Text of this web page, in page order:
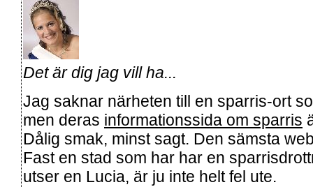
Det är dig jag vill ha...
Jag saknar närheten till en sparris-ort
men deras informationssida om sparris
Dålig smak, minst sagt. Den sämsta
Fast en stad som har har en
utser en Lucia, är ju inte helt fel ute.